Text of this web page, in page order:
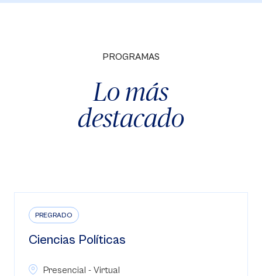
PROGRAMAS
Lo más
destacado
PREGRADO
Ciencias Políticas
Presencial - Virtual